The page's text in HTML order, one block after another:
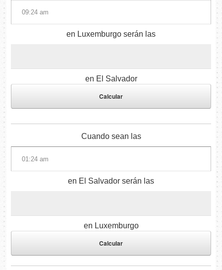
en Luxemburgo serán las
en El Salvador
Cuando sean las
en El Salvador serán las
en Luxemburgo